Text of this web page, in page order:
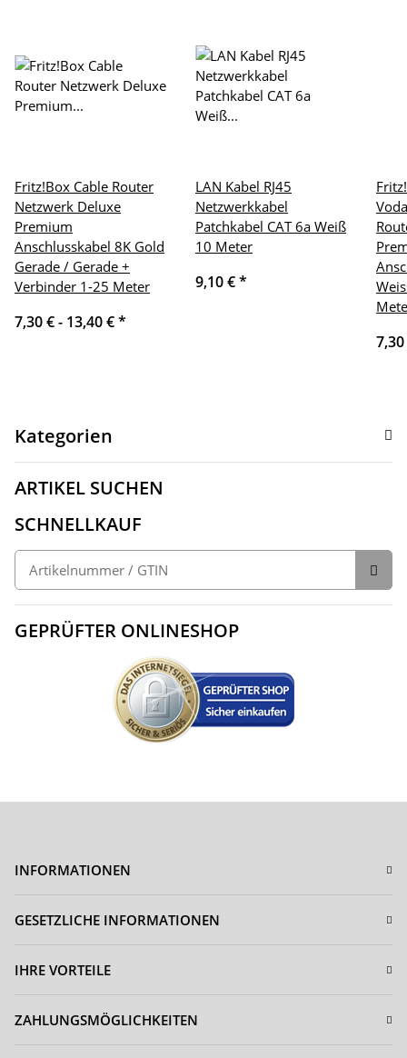
Fritz!Box Cable Router
Netzwerk Deluxe
Premium
Anschlusskabel 8K Gold
Gerade / Gerade +
Verbinder 1-25 Meter
7,30 € - 13,40 €*
LAN Kabel RJ45
Netzwerkkabel
Patchkabel CAT 6a Weiß
10 Meter
9,10 €*
Kategorien
ARTIKEL SUCHEN
SCHNELLKAUF
GEPRÜFTER ONLINESHOP
INFORMATIONEN
GESETZLICHE INFORMATIONEN
IHRE VORTEILE
ZAHLUNGSMÖGLICHKEITEN